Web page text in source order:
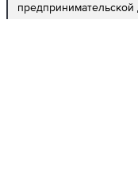
предпринимательской